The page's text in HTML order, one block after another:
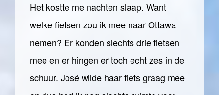
Het kostte me nachten slaap. Want
welke fietsen zou ik mee naar Ottawa
nemen? Er konden slechts drie fietsen
mee en er hingen er toch echt zes in de
schuur. José wilde haar fiets graag mee